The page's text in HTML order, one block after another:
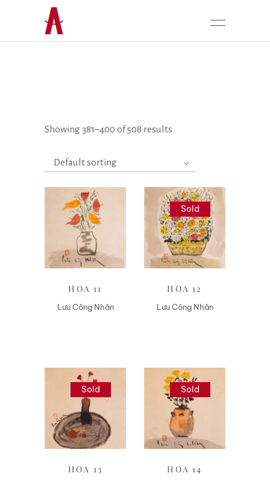
Showing 381–400 of 508 results
Default sorting
Liên hệ
HOA 11
Lưu Công Nhân
Sold
Liên hệ
HOA 12
Lưu Công Nhân
Sold
Liên hệ
HOA 13
Sold
Liên hệ
HOA 14